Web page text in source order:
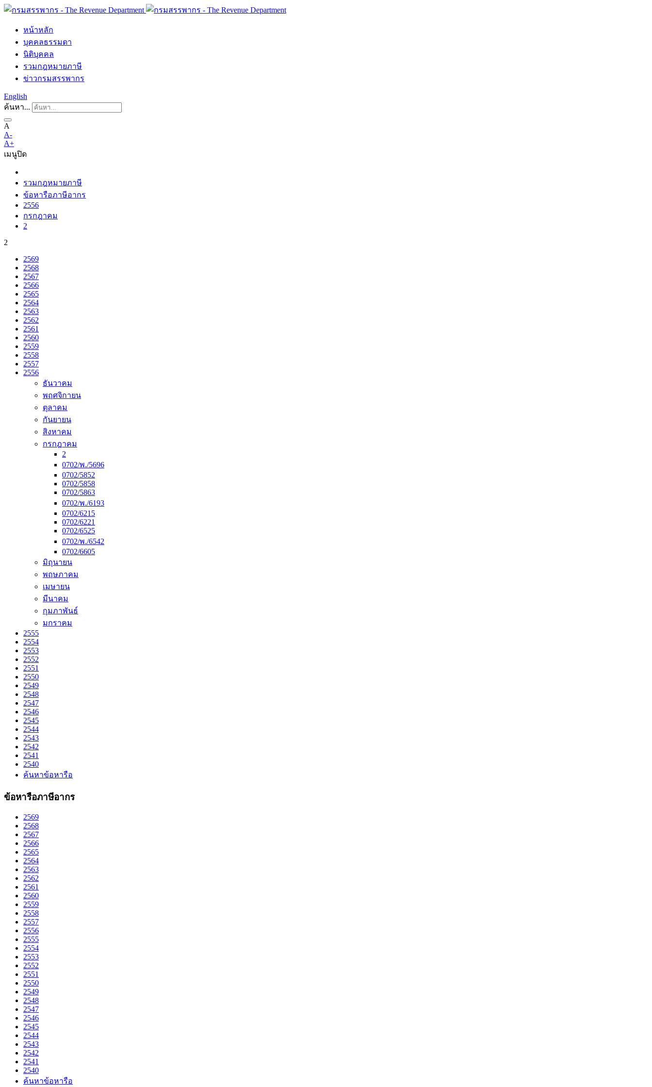
หน้าหลัก
บุคคลธรรมดา
นิติบุคคล
รวมกฎหมายภาษี
ข่าวกรมสรรพากร
English
ค้นหา...
A
A-
A+
เมนูปิด
รวมกฎหมายภาษี
ข้อหารือภาษีอากร
2556
กรกฎาคม
2
2
2569
2568
2567
2566
2565
2564
2563
2562
2561
2560
2559
2558
2557
2556
ธันวาคม
พฤศจิกายน
ตุลาคม
กันยายน
สิงหาคม
กรกฎาคม
2
0702/พ./5696
0702/5852
0702/5858
0702/5863
0702/พ./6193
0702/6215
0702/6221
0702/6525
0702/พ./6542
0702/6605
มิถุนายน
พฤษภาคม
เมษายน
มีนาคม
กุมภาพันธ์
มกราคม
2555
2554
2553
2552
2551
2550
2549
2548
2547
2546
2545
2544
2543
2542
2541
2540
ค้นหาข้อหารือ
ข้อหารือภาษีอากร
2569
2568
2567
2566
2565
2564
2563
2562
2561
2560
2559
2558
2557
2556
2555
2554
2553
2552
2551
2550
2549
2548
2547
2546
2545
2544
2543
2542
2541
2540
ค้นหาข้อหารือ